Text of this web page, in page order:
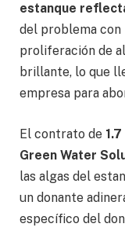
estanque
del problema con
proliferación de
brillante, lo que
empresa para
El contrato de
Green Water
las algas del
un donante
específico del